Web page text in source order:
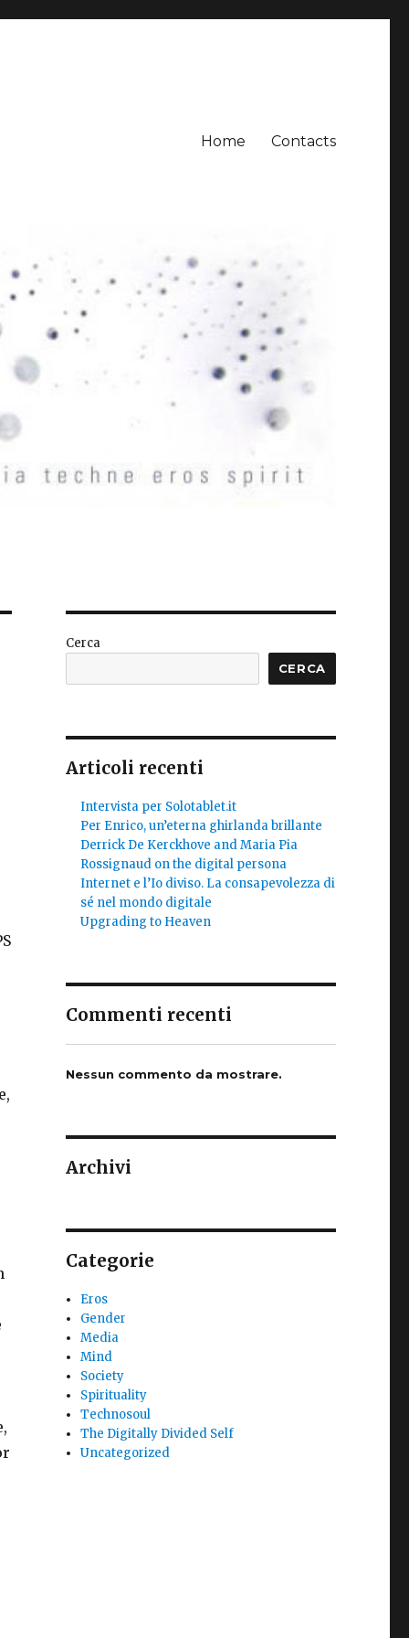
Home Contacts
Cerca
CERCA
Articoli recenti
Intervista per Solotablet.it
Per Enrico, un’eterna ghirlanda brillante
Derrick De Kerckhove and Maria Pia
Rossignaud on the digital persona
Internet e l’Io diviso. La consapevolezza di
sé nel mondo digitale
Upgrading to Heaven
Commenti recenti
Nessun commento da mostrare.
Archivi
Categorie
Eros
Gender
Media
Mind
Society
Spirituality
Technosoul
The Digitally Divided Self
Uncategorized